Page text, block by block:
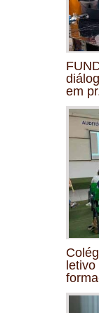
em